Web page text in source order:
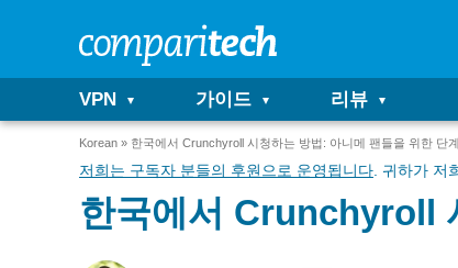
VPN 가이드 리뷰
Korean 한국에서 Crunchyroll 시청하는 방법: 아니메 팬들을 위한 단
저희는 구독자 분들의 후원으로 운영됩니다 . 귀하가
한국에서 Crunchyroll